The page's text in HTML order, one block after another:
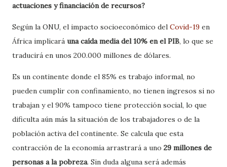
actuaciones y financiación de recursos?
Según la ONU, el impacto socioeconómico del Covid-19 en
África implicará una caída media del 10% en el PIB, lo que se
traducirá en unos 200.000 millones de dólares.
Es un continente donde el 85% es trabajo informal, no
pueden cumplir con confinamiento, no tienen ingresos si no
trabajan y el 90% tampoco tiene protección social, lo que
dificulta aún más la situación de los trabajadores o de la
población activa del continente. Se calcula que esta
contracción de la economía arrastrará a uno 29 millones de
personas a la pobreza. Sin duda alguna será además